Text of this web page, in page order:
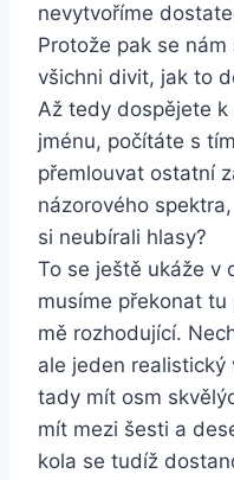
nevytvoříme
Protože pak se
všichni divit, jak to
Až tedy dospějete k
jménu, počítáte s
přemlouvat ostatní
názorového
si neubírali hlasy?
To se ještě ukáže v
musíme překonat
mě rozhodující.
ale jeden realistický
tady mít osm
mít mezi šesti a
kola se tudíž